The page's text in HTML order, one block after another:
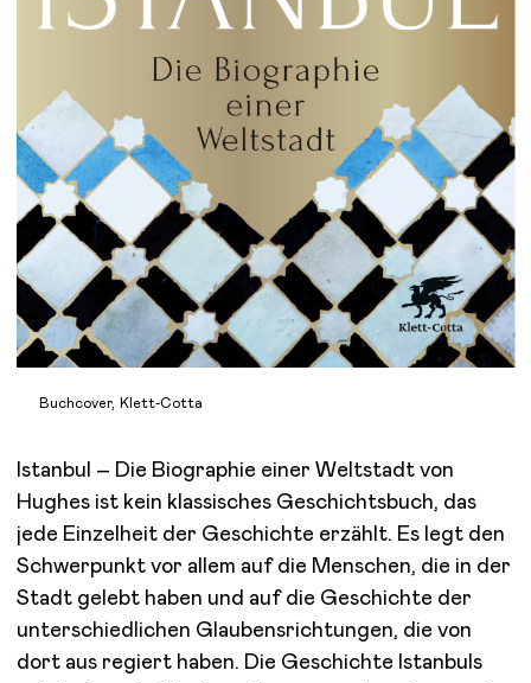
Buchcover, Klett-Cotta
Istanbul – Die Biographie einer Weltstadt von
Hughes ist kein klassisches Geschichtsbuch, das
jede Einzelheit der Geschichte erzählt. Es legt den
Schwerpunkt vor allem auf die Menschen, die in der
Stadt gelebt haben und auf die Geschichte der
unterschiedlichen Glaubensrichtungen, die von
dort aus regiert haben. Die Geschichte Istanbuls